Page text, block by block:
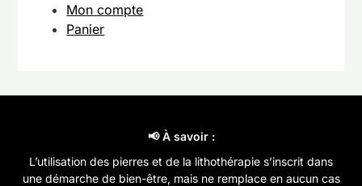
Mon compte
Panier
📢 À savoir :
L’utilisation des pierres et de la lithothérapie s’inscrit dans
une démarche de bien-être, mais ne remplace en aucun cas